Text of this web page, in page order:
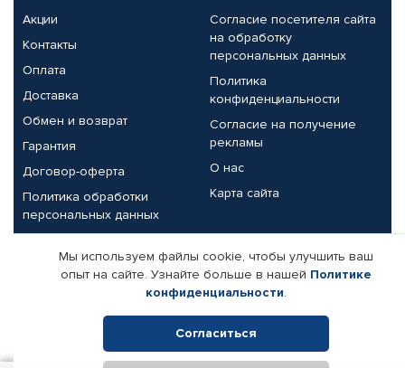
Акции
Контакты
Оплата
Доставка
Обмен и возврат
Гарантия
Договор-оферта
Политика обработки
персональных данных
Согласие посетителя сайта
на обработку
персональных данных
Политика
конфиденциальности
Согласие на получение
рекламы
О нас
Карта сайта
Партнерам
Корпоративным клиентам
Поставщикам
Реквизиты компании
Мы используем файлы cookie, чтобы улучшить ваш
опыт на сайте. Узнайте больше в нашей Политике
конфиденциальности.
Согласиться